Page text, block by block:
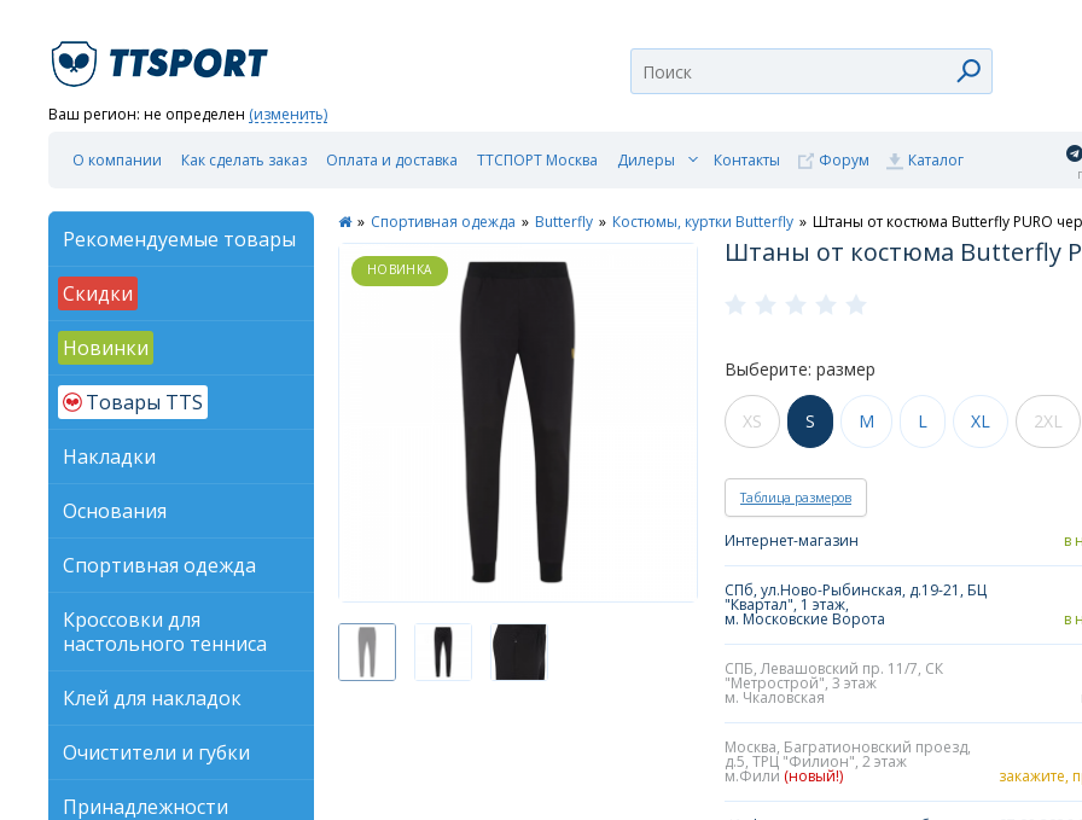
Ваш регион: не определен (изменить)
О компании Как сделать заказ Оплата и доставка ТТСПОРТ Москва Дилеры Контакты Форум Каталог
Рекомендуемые товары
Скидки
Новинки
Товары TTS
Накладки
Основания
Спортивная одежда
Кроссовки для
настольного тенниса
Клей для накладок
Очистители и губки
Принадлежности
» Спортивная одежда » Butterfly » Костюмы, куртки Butterfly » Штаны от костюма Butterfly PURO
Штаны от костюма Butterfly
Выберите: размер
XS S M L XL 2XL
Таблица размеров
Интернет-магазин в
СПб, ул.Ново-Рыбинская, д.19-21, БЦ
"Квартал", 1 этаж,
м. Московские Ворота в
СПБ, Левашовский пр. 11/7, СК
"Метрострой", 3 этаж
м. Чкаловская
Москва, Багратионовский проезд,
д.5, ТРЦ "Филион", 2 этаж
м.Фили (новый!) закажите,